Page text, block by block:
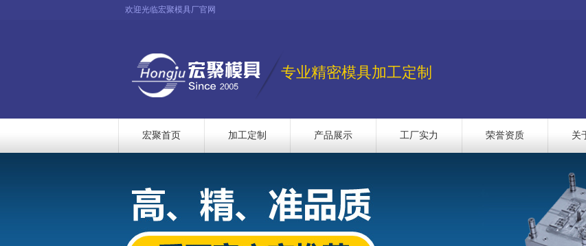
欢迎光临宏聚模具厂官网
专业精密模具加工定制
宏聚首页 加工定制 产品展示 工厂实力 荣誉资质 关